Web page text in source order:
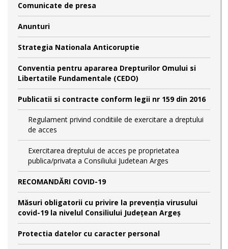
Comunicate de presa
Anunturi
Strategia Nationala Anticoruptie
Conventia pentru apararea Drepturilor Omului si
Libertatile Fundamentale (CEDO)
Publicatii si contracte conform legii nr 159 din 2016
Regulament privind conditiile de exercitare a dreptului
de acces
Exercitarea dreptului de acces pe proprietatea
publica/privata a Consiliului Judetean Arges
RECOMANDĂRI COVID-19
Măsuri obligatorii cu privire la prevenția virusului
covid-19 la nivelul Consiliului Județean Argeș
Protectia datelor cu caracter personal